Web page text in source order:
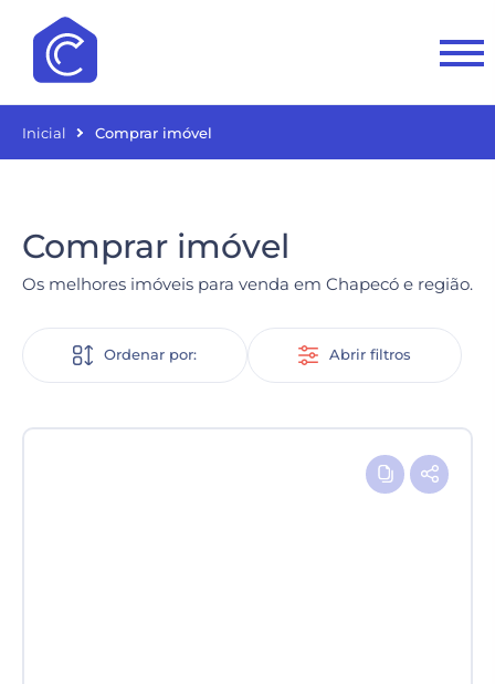
Inicial Comprar imóvel
Comprar imóvel
Os melhores imóveis para venda em Chapecó e região.
Ordenar por: Abrir filtros